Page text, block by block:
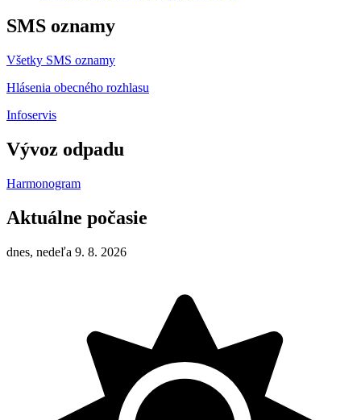
SMS oznamy
Všetky SMS oznamy
Hlásenia obecného rozhlasu
Infoservis
Vývoz odpadu
Harmonogram
Aktuálne počasie
dnes, nedeľa 9. 8. 2026